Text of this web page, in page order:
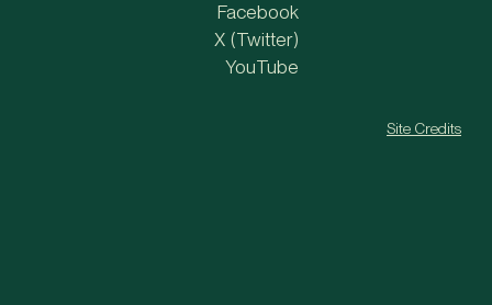
Facebook
X (Twitter)
YouTube
Site Credits